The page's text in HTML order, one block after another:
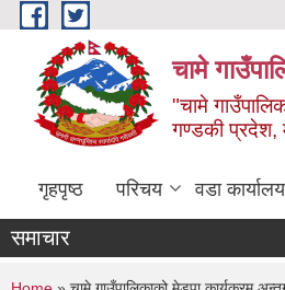
Skip to main content
चामे
"चामे
गण्डकी प्रदेश,
गृहपृष्ठ परिचय वडा
समाचार